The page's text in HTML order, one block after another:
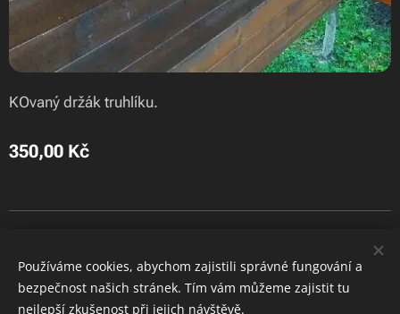
KOvaný držák truhlíku.
350,00 Kč
Cookies
Používáme cookies, abychom zajistili správné fungování a
bezpečnost našich stránek. Tím vám můžeme zajistit tu
nejlepší zkušenost při jejich návštěvě.